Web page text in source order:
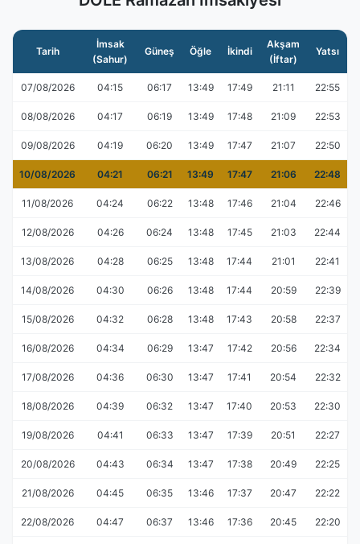
Tarih
İmsak
(Sahur)
Güneş Öğle İkindi
Akşam
(İftar)
Yatsı
07/08/2026 04:15 06:17 13:49 17:49 21:11 22:55
08/08/2026 04:17 06:19 13:49 17:48 21:09 22:53
09/08/2026 04:19 06:20 13:49 17:47 21:07 22:50
10/08/2026 04:21 06:21 13:49 17:47 21:06 22:48
11/08/2026 04:24 06:22 13:48 17:46 21:04 22:46
12/08/2026 04:26 06:24 13:48 17:45 21:03 22:44
13/08/2026 04:28 06:25 13:48 17:44 21:01 22:41
14/08/2026 04:30 06:26 13:48 17:44 20:59 22:39
15/08/2026 04:32 06:28 13:48 17:43 20:58 22:37
16/08/2026 04:34 06:29 13:47 17:42 20:56 22:34
17/08/2026 04:36 06:30 13:47 17:41 20:54 22:32
18/08/2026 04:39 06:32 13:47 17:40 20:53 22:30
19/08/2026 04:41 06:33 13:47 17:39 20:51 22:27
20/08/2026 04:43 06:34 13:47 17:38 20:49 22:25
21/08/2026 04:45 06:35 13:46 17:37 20:47 22:22
22/08/2026 04:47 06:37 13:46 17:36 20:45 22:20